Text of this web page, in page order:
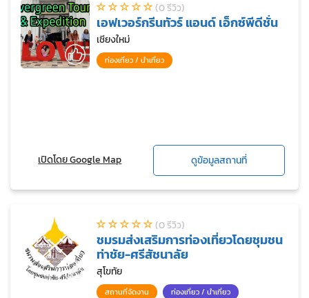
(0 รีวิว)
เอฟเวอร์กรีนทัวร์ แอนด์ เอ็กซ์พีดีชั่น
เชียงใหม่
ท่องเที่ยว / นำเที่ยว
เปิดโดย Google Map ดูข้อมูลสถานที่
(0 รีวิว)
ชมรมส่งเสริมการท่องเที่ยวโดยชุมชน
ท่าชัย-ศรีสัชนาลัย
สุโขทัย
สถานที่จัดงาน
ท่องเที่ยว / นำเที่ยว